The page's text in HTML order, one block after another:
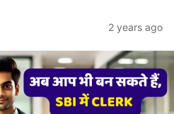
2 years ago